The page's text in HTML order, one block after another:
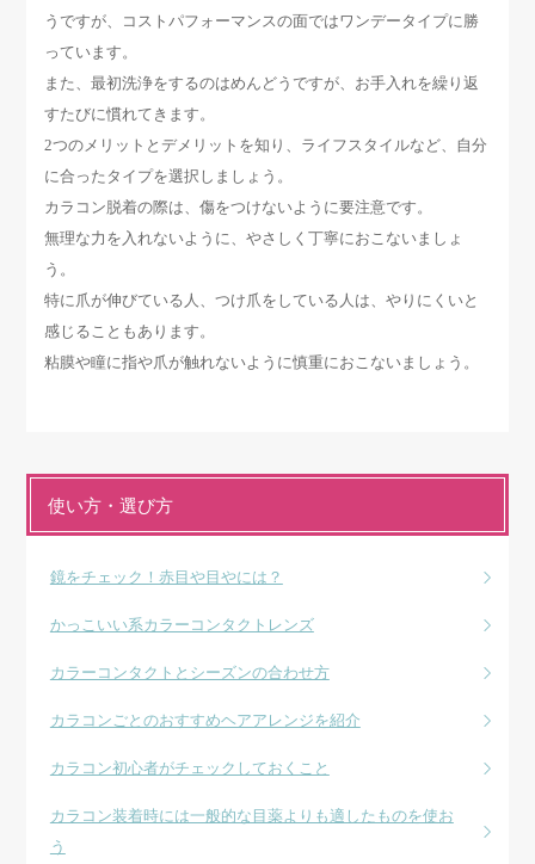
うですが、コストパフォーマンスの面ではワンデータイプに勝
っています。
また、最初洗浄をするのはめんどうですが、お手入れを繰り返
すたびに慣れてきます。
2つのメリットとデメリットを知り、ライフスタイルなど、自分
に合ったタイプを選択しましょう。
カラコン脱着の際は、傷をつけないように要注意です。
無理な力を入れないように、やさしく丁寧におこないましょ
う。
特に爪が伸びている人、つけ爪をしている人は、やりにくいと
感じることもあります。
粘膜や瞳に指や爪が触れないように慎重におこないましょう。
使い方・選び方
鏡をチェック！赤目や目やには？
かっこいい系カラーコンタクトレンズ
カラーコンタクトとシーズンの合わせ方
カラコンごとのおすすめヘアアレンジを紹介
カラコン初心者がチェックしておくこと
カラコン装着時には一般的な目薬よりも適したものを使お
う